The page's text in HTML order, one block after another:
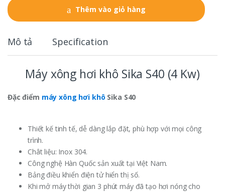
t
i
Thêm vào giỏ hàng
Mô tả Specification
Máy xông hơi khô Sika S40 (4 Kw)
Đặc điểm máy xông hơi khô Sika S40
Thiết kế tinh tế, dễ dàng lắp đặt, phù hợp với mọi công
trình.
Chât liệu: Inox 304.
Công nghệ Hàn Quốc sản xuất tại Việt Nam.
Bảng điều khiển điện tử hiển thị số.
Khi mở máy thời gian 3 phút máy đã tạo hơi nóng cho